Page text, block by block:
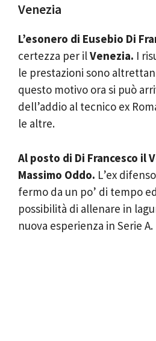
Venezia
L’esonero di Eusebio Di
certezza per ilVenezia. I
le prestazioni sono
questo motivo ora si può
dell’addio al tecnico ex
le altre.
Al posto di Di Francesco il
Massimo Oddo. L’ex
fermo da un po’ di tempo
possibilità di allenare in
nuova esperienza in Serie A.